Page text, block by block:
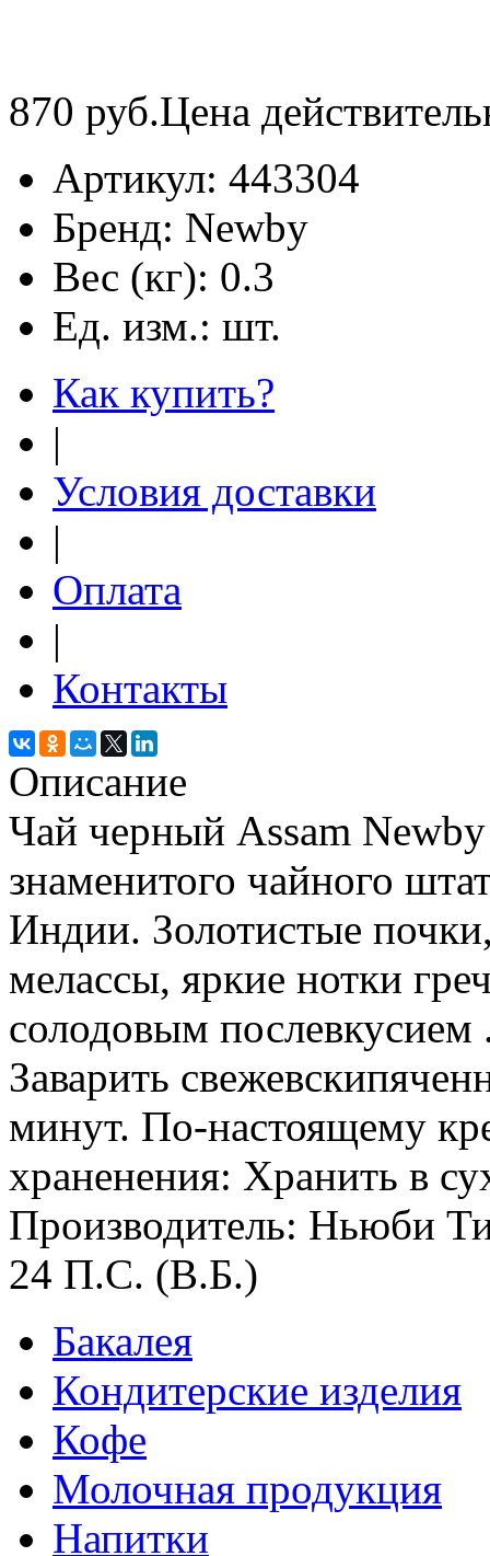
870 руб.Цена
Артикул: 443304
Бренд: Newby
Вес (кг): 0.3
Ед. изм.: шт.
Как купить?
|
Условия доставки
|
Оплата
|
Контакты
Описание
Чай черный Assam
знаменитого чайного
Индии. Золотистые
мелассы, яркие нотки
солодовым
Заварить
минут. По-настоящему
храненения: Хранить в
Производитель: Ньюби
24 П.С. (В.Б.)
Бакалея
Кондитерские изделия
Кофе
Молочная продукция
Напитки